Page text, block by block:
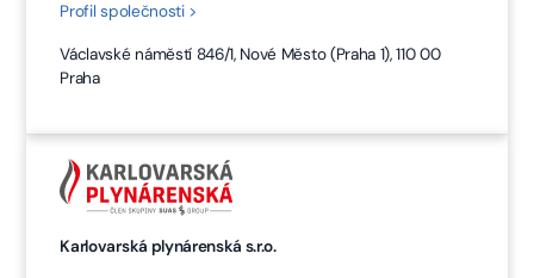
Profil společnosti >
Václavské náměstí 846/1, Nové Město (Praha 1), 110 00
Praha
Karlovarská plynárenská s.r.o.